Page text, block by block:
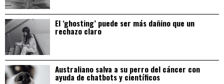
El ‘ghosting’ puede ser más dañino que un
rechazo claro
Australiano salva a su perro del cáncer con
ayuda de chatbots y científicos